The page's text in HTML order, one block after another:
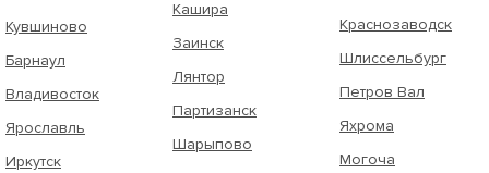
Кувшиново
Барнаул
Владивосток
Ярославль
Иркутск
Кашира
Заинск
Лянтор
Партизанск
Шарыпово
Краснозаводск
Шлиссельбург
Петров Вал
Яхрома
Могоча